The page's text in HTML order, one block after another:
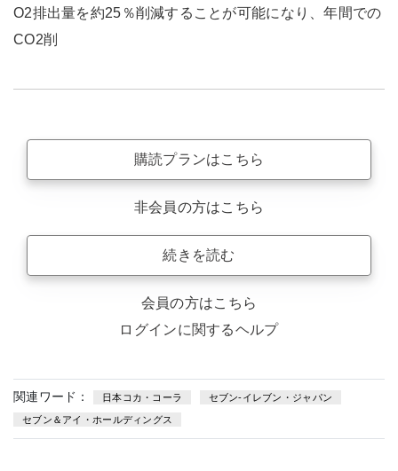
O2排出量を約25％削減することが可能になり、年間での
CO2削
購読プランはこちら
非会員の方はこちら
続きを読む
会員の方はこちら
ログインに関するヘルプ
関連ワード： 日本コカ・コーラ セブン-イレブン・ジャパン
セブン＆アイ・ホールディングス